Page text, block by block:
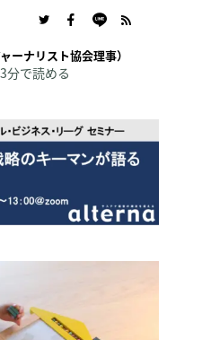
ーナリスト協会理事）
分で読める